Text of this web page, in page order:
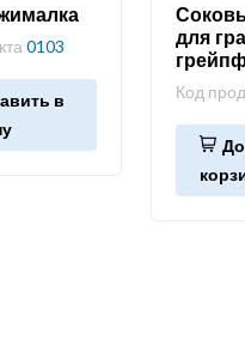
0103
в
для
Код